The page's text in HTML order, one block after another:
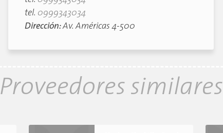
tel. 0999343034
Dirección:Av. Américas 4-500
Proveedores similares